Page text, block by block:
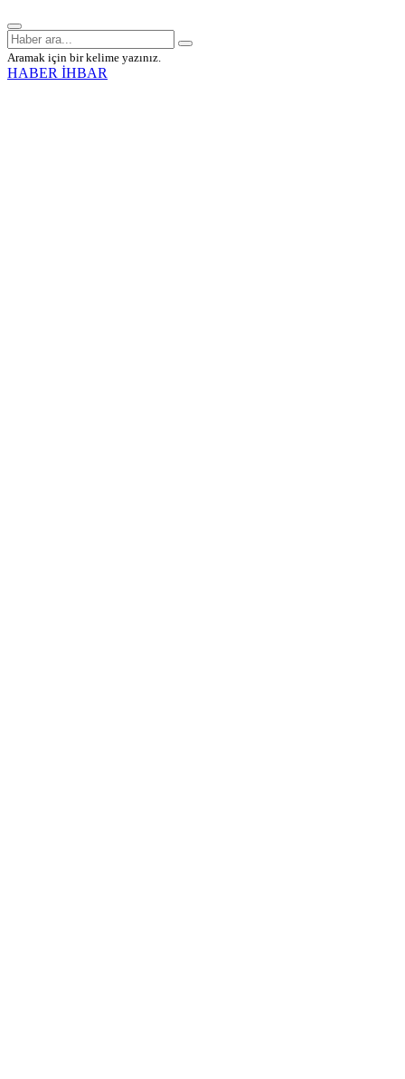
Aramak için bir kelime yazınız.
HABER İHBAR